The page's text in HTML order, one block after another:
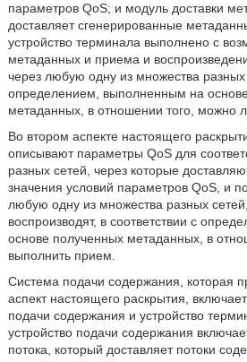
параметров QoS; и модуль доставки
доставляет сгенерированные
устройство терминала выполнено с
метаданных и приема и
через любую одну из множества разных
определением, выполненным на
метаданных, в отношении того, можно
Во втором аспекте настоящего
описывают параметры QoS для
разных сетей, через которые
значения условий параметров QoS, и
любую одну из множества разных
воспроизводят, в соответствии с
основе полученных метаданных, в
выполнить прием.
Система подачи содержания, которая
аспект настоящего раскрытия,
подачи содержания и устройство
устройство подачи содержания
потока, который доставляет потоки